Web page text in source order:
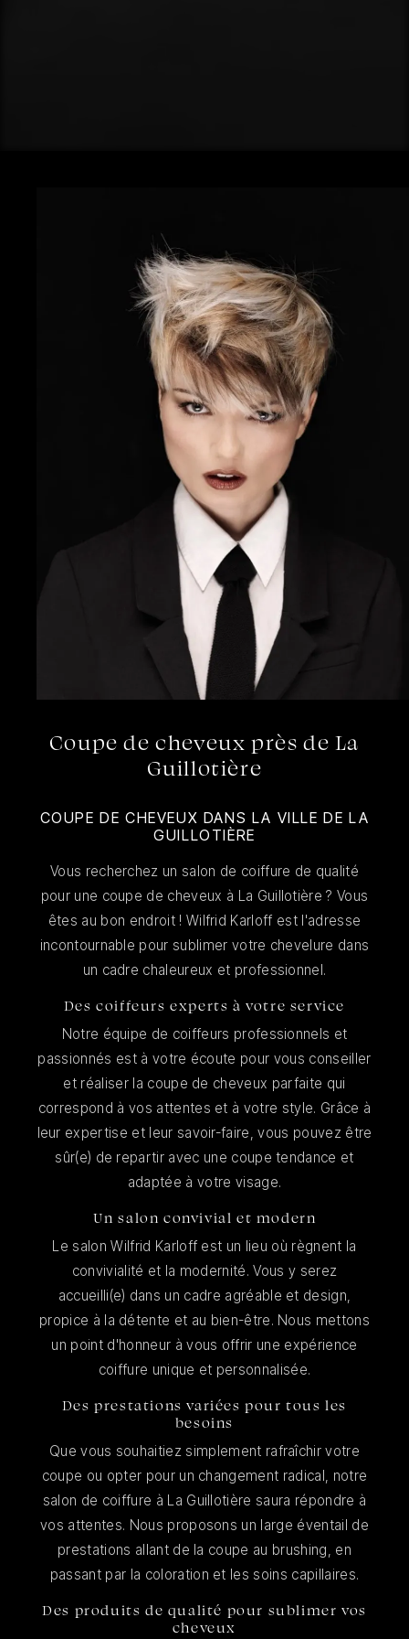
Coupe de cheveux près de La
Guillotière
COUPE DE CHEVEUX DANS LA VILLE DE LA
GUILLOTIÈRE
Vous recherchez un salon de coiffure de qualité
pour une coupe de cheveux à La Guillotière ? Vous
êtes au bon endroit ! Wilfrid Karloff est l'adresse
incontournable pour sublimer votre chevelure dans
un cadre chaleureux et professionnel.
Des coiffeurs experts à votre service
Notre équipe de coiffeurs professionnels et
passionnés est à votre écoute pour vous conseiller
et réaliser la coupe de cheveux parfaite qui
correspond à vos attentes et à votre style. Grâce à
leur expertise et leur savoir-faire, vous pouvez être
sûr(e) de repartir avec une coupe tendance et
adaptée à votre visage.
Un salon convivial et modern
Le salon Wilfrid Karloff est un lieu où règnent la
convivialité et la modernité. Vous y serez
accueilli(e) dans un cadre agréable et design,
propice à la détente et au bien-être. Nous mettons
un point d'honneur à vous offrir une expérience
coiffure unique et personnalisée.
Des prestations variées pour tous les
besoins
Que vous souhaitiez simplement rafraîchir votre
coupe ou opter pour un changement radical, notre
salon de coiffure à La Guillotière saura répondre à
vos attentes. Nous proposons un large éventail de
prestations allant de la coupe au brushing, en
passant par la coloration et les soins capillaires.
Des produits de qualité pour sublimer vos
cheveux